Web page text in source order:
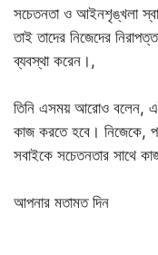
সচেতনতা ও আইনশৃঙ্খলা
তাই তাদের নিজেদের
ব্যবস্থা করেন।,
তিনি এসময় আরোও বলেন,
কাজ করতে হবে। নিজেকে,
সবাইকে সচেতনতার সাথে
আপনার মতামত দিন